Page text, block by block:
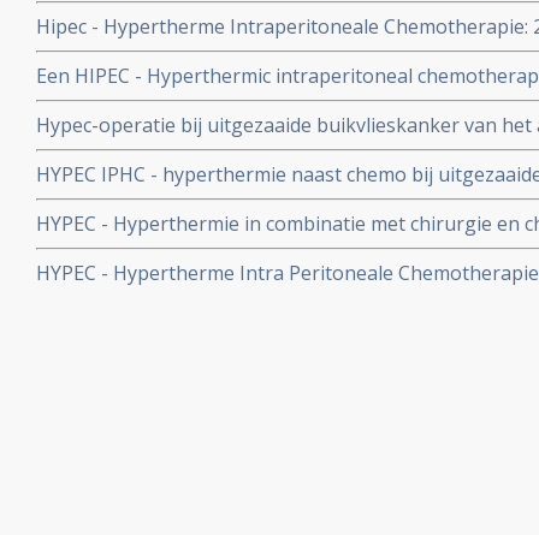
eierstokkankerpatienten
Hipec - Hypertherme Intraperitoneale Chemotherapie:
overlevingen bij selecte groep patienten met
ontstaan vanuit darmkanker, blinde darmkanker en
Een HIPEC - Hyperthermic intraperitoneal
cytoreductieve operatie geeft betere overleving en
geselecteerde patienten met tumoren in de buikholte
Hypec-operatie bij uitgezaaide buikvlieskanker van
significant langere overlevingsresultaten maar wel
HYPEC IPHC - hyperthermie naast chemo bij
(colonrectalcancer) van het adenocarcinoomtype geeft
overlevingsresultaten, aldus studie bij 77 patiënten.
HYPEC - Hyperthermie in combinatie met chirurgie en
Mesothelioma (PM) - buikvlies mesothelioma goede
HYPEC - Hypertherme Intra Peritoneale